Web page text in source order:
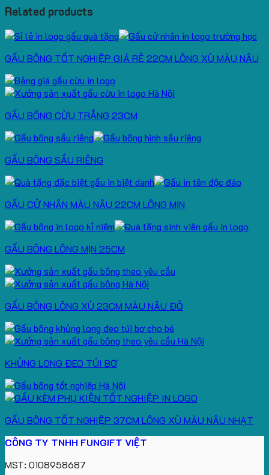
Related products
GẤU BÔNG TỐT NGHIỆP GIÁ RẺ 22CM LÔNG XÙ MÀU NÂU
GẤU BÔNG CỪU TRẮNG 23CM
GẤU BÔNG SẦU RIÊNG
GẤU CỬ NHÂN MÀU NÂU 22CM LÔNG MỊN
GẤU BÔNG LÔNG MỊN 25CM
GẤU BÔNG LÔNG XÙ 23CM MÀU NÂU ĐỎ
KHỦNG LONG ĐEO TÚI BƠ
GẤU BÔNG TỐT NGHIỆP 37CM LÔNG XÙ MÀU NÂU NHẠT
CÔNG TY TNHH FUNGIFT VIỆT
MST: 0108958687